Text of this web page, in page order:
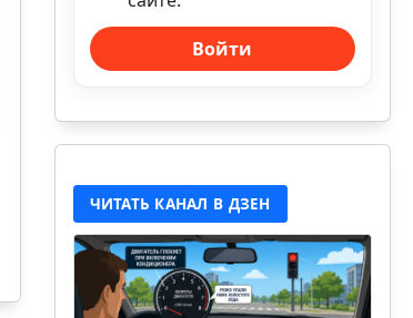
Войти
ЧИТАТЬ КАНАЛ В ДЗЕН